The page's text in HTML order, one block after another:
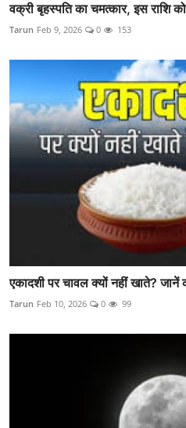
वक्री बृहस्पति का चमत्कार, इस राशि
Tarun Feb 9, 2026 0 153
एकादशी पर चावल क्यों नहीं खाते? जानें
Tarun Feb 10, 2026 0 99